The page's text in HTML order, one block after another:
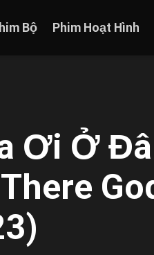
Bộ Phim Hoạt Hình
Ơi Ở